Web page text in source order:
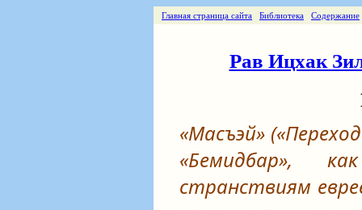
Главная страница сайта Библиотека Содержание
Рав Ицхак
«Масъэй»
«Бемидбар»,
странствиям